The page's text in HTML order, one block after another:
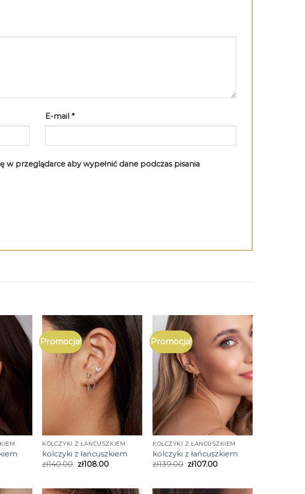
E-mail *
w przeglądarce aby wypełnić dane podczas pisania
Promocja!
KOLCZYKI Z ŁAŃCUSZKIEM
kolczyki z łańcuszkiem
zł140.00 zł108.00
Promocja!
KOLCZYKI Z ŁAŃCUSZKIEM
kolczyki z łańcuszkiem
zł139.00 zł107.00